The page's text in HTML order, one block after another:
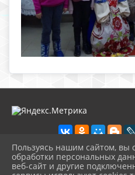
2026 г. nolinsk-museum.ru
Пользуясь нашим сайтом, вы
обработки персональных
веб-сайт и другие